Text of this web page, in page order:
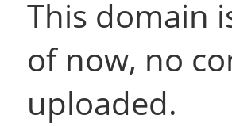
This domain
of now, no
uploaded.